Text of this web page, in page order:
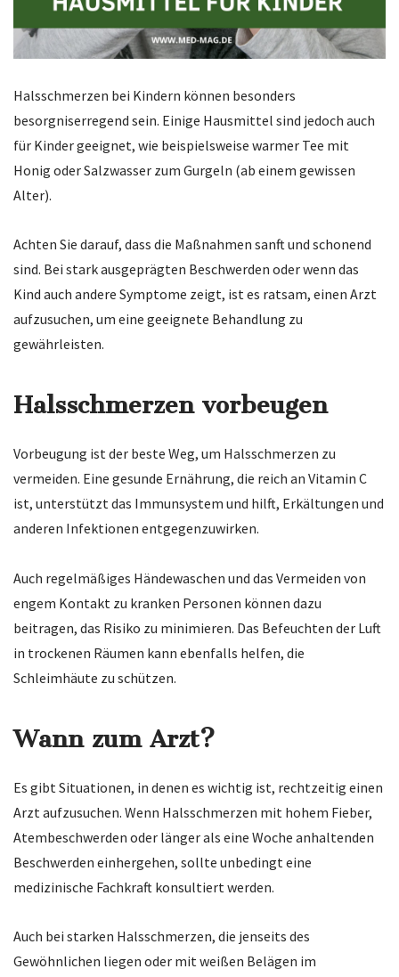
Halsschmerzen bei Kindern können besonders
besorgniserregend sein. Einige Hausmittel sind jedoch auch
für Kinder geeignet, wie beispielsweise warmer Tee mit
Honig oder Salzwasser zum Gurgeln (ab einem gewissen
Alter).
Achten Sie darauf, dass die Maßnahmen sanft und schonend
sind. Bei stark ausgeprägten Beschwerden oder wenn das
Kind auch andere Symptome zeigt, ist es ratsam, einen Arzt
aufzusuchen, um eine geeignete Behandlung zu
gewährleisten.
Halsschmerzen vorbeugen
Vorbeugung ist der beste Weg, um Halsschmerzen zu
vermeiden. Eine gesunde Ernährung, die reich an Vitamin C
ist, unterstützt das Immunsystem und hilft, Erkältungen und
anderen Infektionen entgegenzuwirken.
Auch regelmäßiges Händewaschen und das Vermeiden von
engem Kontakt zu kranken Personen können dazu
beitragen, das Risiko zu minimieren. Das Befeuchten der Luft
in trockenen Räumen kann ebenfalls helfen, die
Schleimhäute zu schützen.
Wann zum Arzt?
Es gibt Situationen, in denen es wichtig ist, rechtzeitig einen
Arzt aufzusuchen. Wenn Halsschmerzen mit hohem Fieber,
Atembeschwerden oder länger als eine Woche anhaltenden
Beschwerden einhergehen, sollte unbedingt eine
medizinische Fachkraft konsultiert werden.
Auch bei starken Halsschmerzen, die jenseits des
Gewöhnlichen liegen oder mit weißen Belägen im